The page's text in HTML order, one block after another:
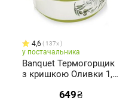
4,6 137x
у постачальника
Banquet Термогорщик
з кришкою Оливки 1,5
649₴